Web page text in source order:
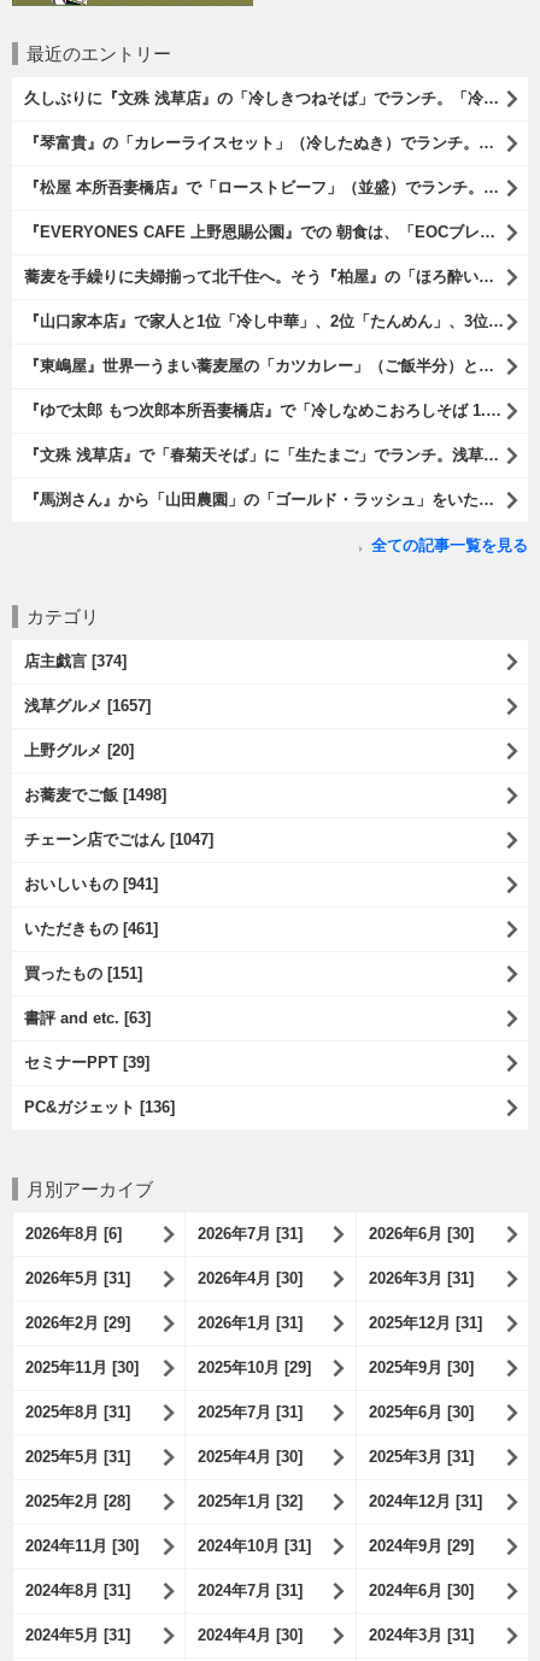
最近のエントリー
久しぶりに『文殊 浅草店』の「冷しきつねそば」でランチ。「冷しきつめそば」のうまさは甘さである。 あたしは思い出していたのだ。この甘さのせいで「きつねそば」を敬遠していたのか、と。 でも、うまかったのだよ（笑）。（文殊 浅草店：浅草一丁目：浅草地下街）
『琴富貴』の「カレーライスセット」（冷したぬき）でランチ。所謂「蕎麦屋のカレー」と『琴富貴』の夏の定番「冷したぬき」である。勿論、これはダブルでうまいのだよ（笑）。（琴富貴：墨田区吾妻橋1）
『松屋 本所吾妻橋店』で「ローストビーフ」（並盛）でランチ。「ローストビーフ」は2つのソースが掛かっている。オリジナルソースとレフォールソースだ。 はたしていかなるものなのかと期待しながら待てば、それは確りとうまかったのだよ（笑）。（松屋 本所吾妻橋店：墨田区吾妻橋三）
『EVERYONES CAFE 上野恩賜公園』での 朝食は、「EOCブレックファーストプレート」とセットで「アイスカフェラテ」をもらい、それから家人が「東京たまごを使ったパンケーキ キャラメルナッツ（2枚）」を頼んでみた。どれもがハイカラにうまいのだよ（笑）。（EVERYONES CAFE 上野恩賜公園：上野公園）
蕎麦を手繰りに夫婦揃って北千住へ。そう『柏屋』の「ほろ酔いセット」で一杯やったのだよ。ここは二駅離れた場所だけど、あたしの『街的』のようにくつろげる処だ。勿論、うまかったのだよ（笑）。（きそば 柏屋：足立区千住）
『山口家本店』で家人と1位「冷し中華」、2位「たんめん」、3位「かき氷」の順番通りのオーダーでランチ。なんの変哲もないものがうまいのは、当たり前だのクラッカーなのだと云爾（笑）。（山口家本店：千束通り商店街：浅草五丁目）
『東嶋屋』世界一うまい蕎麦屋の「カツカレー」（ご飯半分）と「おしんこ盛り合わせ」と「ビ―ル」でランチ。もう、ほんとうまいのだから、みんな食べてみてね、と云爾（笑）。（東嶋屋：竜泉一丁目）
『ゆで太郎 もつ次郎本所吾妻橋店』で「冷しなめこおろしそば 1.5倍盛」を手繰れば、それは「なめこ」の粘りが強烈な調味料となって、既に、ただの蕎麦では無くなっている。 ヌルヌルの蕎麦はめちゃくちゃにうまいのである（笑）。（ゆで太郎 もつ次郎本所吾妻橋店：墨田区吾妻橋3丁目）
『文殊 浅草店』で「春菊天そば」に「生たまご」でランチ。浅草地下街における至高のランチだ。今日も、実にうまかったのだよ（笑）。（文殊 浅草店：浅草一丁目：浅草地下街）
『馬渕さん』から「山田農園」の「ゴールド・ラッシュ」をいただいたのだ。甘いはうまい、うまいは身体には悪い、というのはいつものお約束（笑）。 でもね、その当然を百も承知で分かっていながらも食べてしまうのは、これが最高な「北の大地の贈り物」だからなのだよ（笑）。（馬渕さんからの贈与：山田農園：北海道夕張郡長沼町）
全ての記事一覧を見る
カテゴリ
店主戯言 [374]
浅草グルメ [1657]
上野グルメ [20]
お蕎麦でご飯 [1498]
チェーン店でごはん [1047]
おいしいもの [941]
いただきもの [461]
買ったもの [151]
書評 and etc. [63]
セミナーPPT [39]
PC&ガジェット [136]
月別アーカイブ
2026年8月 [6] 2026年7月 [31] 2026年6月 [30]
2026年5月 [31] 2026年4月 [30] 2026年3月 [31]
2026年2月 [29] 2026年1月 [31] 2025年12月 [31]
2025年11月 [30] 2025年10月 [29] 2025年9月 [30]
2025年8月 [31] 2025年7月 [31] 2025年6月 [30]
2025年5月 [31] 2025年4月 [30] 2025年3月 [31]
2025年2月 [28] 2025年1月 [32] 2024年12月 [31]
2024年11月 [30] 2024年10月 [31] 2024年9月 [29]
2024年8月 [31] 2024年7月 [31] 2024年6月 [30]
2024年5月 [31] 2024年4月 [30] 2024年3月 [31]